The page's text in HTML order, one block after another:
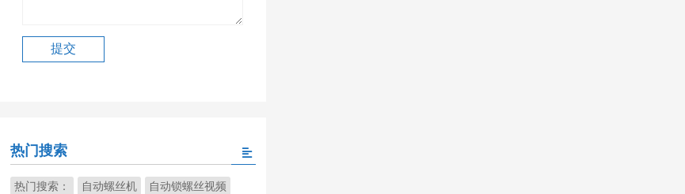
热门搜索
热门搜索： 自动螺丝机 自动锁螺丝视频